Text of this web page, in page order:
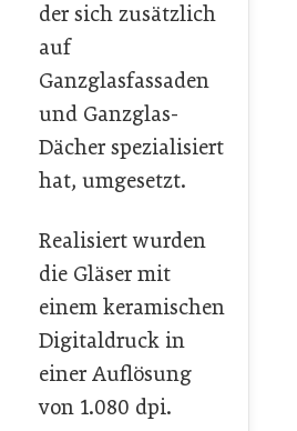
der sich zusätzlich
auf
Ganzglasfassaden
und Ganzglas-
Dächer spezialisiert
hat, umgesetzt.
Realisiert wurden
die Gläser mit
einem keramischen
Digitaldruck in
einer Auflösung
von 1.080 dpi.